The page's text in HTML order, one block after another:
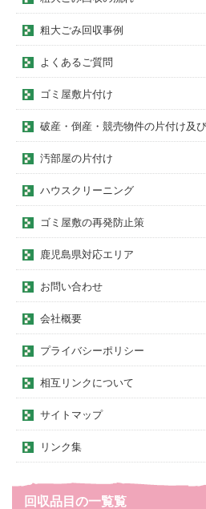
粗大ごみ回収事例
よくあるご質問
ゴミ屋敷片付け
破産・倒産・競売物件の片付け及
汚部屋の片付け
ハウスクリーニング
ゴミ屋敷の再発防止策
鹿児島県対応エリア
お問い合わせ
会社概要
プライバシーポリシー
相互リンクについて
サイトマップ
リンク集
回収品目の一覧覧